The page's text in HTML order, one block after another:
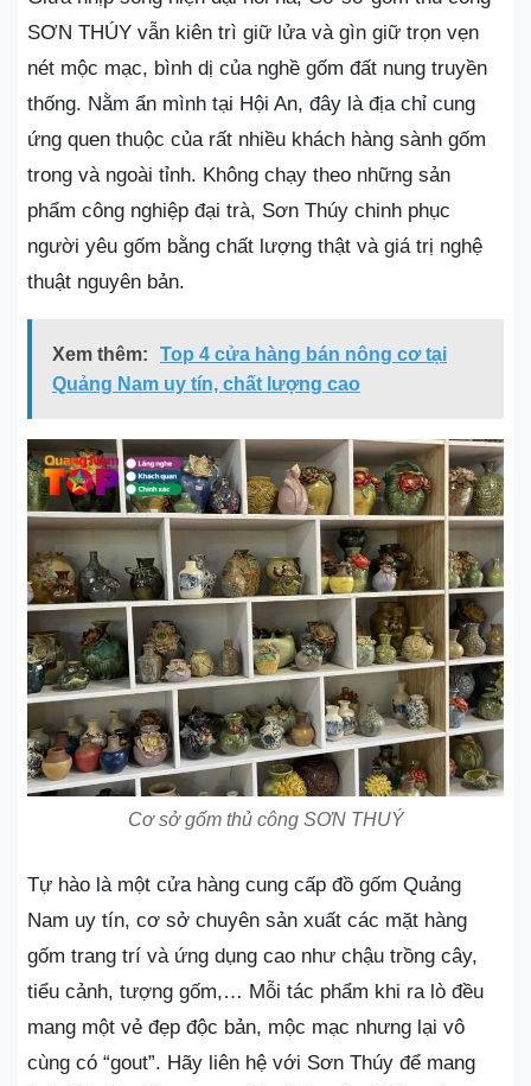
SƠN THÚY vẫn kiên trì giữ lửa và gìn giữ trọn vẹn
nét mộc mạc, bình dị của nghề gốm đất nung truyền
thống. Nằm ẩn mình tại Hội An, đây là địa chỉ cung
ứng quen thuộc của rất nhiều khách hàng sành gốm
trong và ngoài tỉnh. Không chạy theo những sản
phẩm công nghiệp đại trà, Sơn Thúy chinh phục
người yêu gốm bằng chất lượng thật và giá trị nghệ
thuật nguyên bản.
Xem thêm:
Top 4 cửa hàng bán nông cơ tại
Quảng Nam uy tín, chất lượng cao
Cơ sở gốm thủ công SƠN THUÝ
Tự hào là một cửa hàng cung cấp đồ gốm Quảng
Nam uy tín, cơ sở chuyên sản xuất các mặt hàng
gốm trang trí và ứng dụng cao như chậu trồng cây,
tiểu cảnh, tượng gốm,… Mỗi tác phẩm khi ra lò đều
mang một vẻ đẹp độc bản, mộc mạc nhưng lại vô
cùng có “gout”. Hãy liên hệ với Sơn Thúy để mang